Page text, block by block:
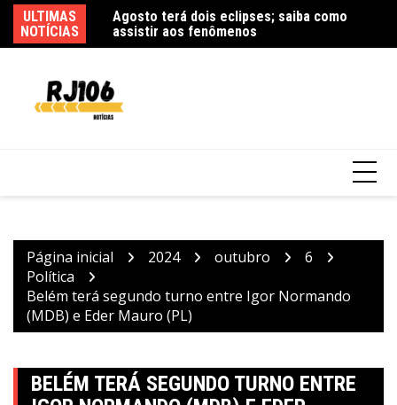
para
o
ULTIMAS
NOTÍCIAS
de fim de ano
Agosto terá dois eclipses; saiba como
assistir aos fenômenos
Página inicial 2024 outubro
6
Política
Belém terá segundo turno entre Igor Normando
(MDB) e Eder Mauro (PL)
BELÉM TERÁ SEGUNDO TURNO ENTRE